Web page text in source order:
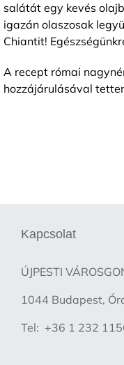
salátát egy kevés
igazán olaszosak
Chiantit!
A recept római
hozzájárulásával
Kapcsolat
ÚJPESTI
1044 Budapest,
Tel: +36 1 232